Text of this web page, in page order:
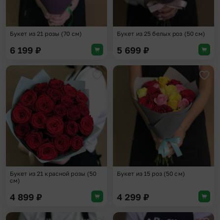
Букет из 21 розы (70 см)
6 199 ₽
Букет из 25 белых роз (50 см)
5 699 ₽
Добавить в избранное
Букет из 21 красной розы (50
см)
4 899 ₽
Букет из 15 роз (50 см)
4 299 ₽